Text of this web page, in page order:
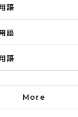
語
語
語
る用語
る用語
More